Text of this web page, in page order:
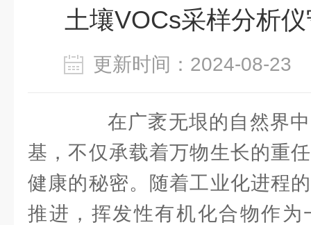
土壤VOCs采样分析
更新时间：2024-08-
在广袤无垠的自然界中
基，不仅承载着万物生长的重
健康的秘密。随着工业化进程
推进，挥发性有机化合物作为